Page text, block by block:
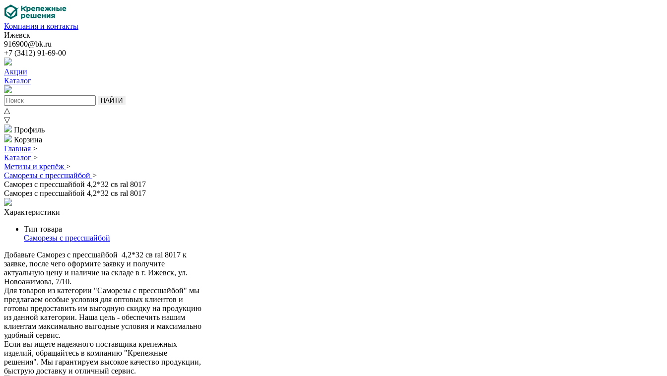
Компания и контакты
Ижевск
916900@bk.ru
+7 (3412) 91-69-00
Акции
Каталог
НАЙТИ
△
▽
Профиль
Корзина
Главная >
Каталог >
Метизы и крепёж >
Саморезы с прессшайбой >
Саморез с прессшайбой 4,2*32 св ral 8017
Саморез с прессшайбой 4,2*32 св ral 8017
Характеристики
Тип товара
Саморезы с прессшайбой
Добавьте Саморез с прессшайбой 4,2*32 св ral 8017 к
заявке, после чего оформите заявку и получите
актуальную цену и наличие на складе в г. Ижевск, ул.
Новоажимова, 7/10.
Для товаров из категории "Саморезы с прессшайбой" мы
предлагаем особые условия для оптовых клиентов и
готовы предоставить им выгодную скидку на продукцию
из данной категории. Наша цель - обеспечить нашим
клиентам максимально выгодные условия и максимально
удобный сервис.
Если вы ищете надежного поставщика крепежных
изделий, обращайтесь в компанию "Крепежные
решения". Мы гарантируем высокое качество продукции,
быструю доставку и отличный сервис.